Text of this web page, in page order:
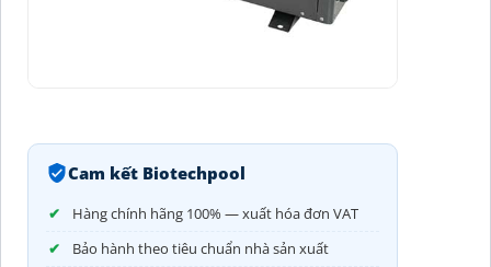
Cam kết Biotechpool
Hàng chính hãng 100% — xuất hóa đơn VAT
Bảo hành theo tiêu chuẩn nhà sản xuất